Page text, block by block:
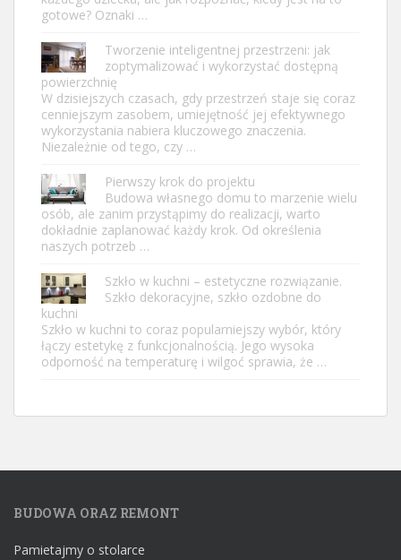
gotowe? Oznaki …
Tworzenie inteligentnej przestrzeni: jak
zoptymalizować i wykorzystać dostępną
powierzchnię
W dzisiejszych czasach, gdy przestrzeń staje się coraz
cenniejszym zasobem, umiejętność jej efektywnego
wykorzystania nabiera kluczowego znaczenia.
Niezależnie od tego, czy …
Pierwszy krok do projektu
Budowa własnego domu to marzenie wielu
osób, ale zanim przystąpimy do realizacji, warto
dokładnie zaplanować każdy krok. Od określenia
naszych potrzeb …
Szkło w kuchni – estetyczne rozwiązanie.
Szkło dekoracyjne, szkło ozdobne do
kuchni
Szkło w kuchni to coraz popularniejszy wybór, który
łączy estetykę z funkcjonalnością. Jego wysoka
odporność na temperaturę i wilgoć sprawia, że …
BUDOWA ORAZ REMONT
Pamietajmy o stolarce